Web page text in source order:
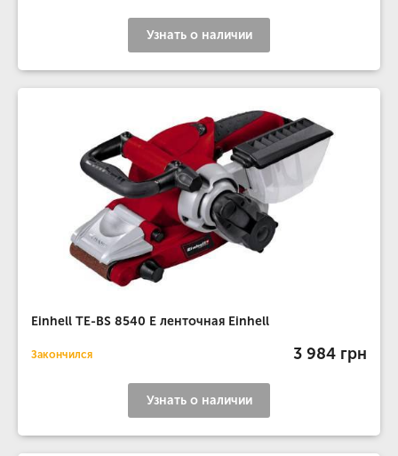
Узнать о наличии
Einhell TE-BS 8540 E ленточная Einhell
Закончился 3 984 грн
Узнать о наличии